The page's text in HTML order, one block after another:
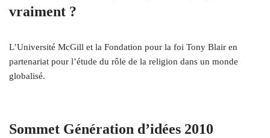
vraiment ?
L’Université McGill et la Fondation pour la foi Tony Blair en
partenariat pour l’étude du rôle de la religion dans un monde
globalisé.
Sommet Génération d’idées 2010